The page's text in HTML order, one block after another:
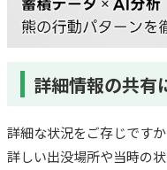
詳細情報の共有
詳細な状況をご存じですか
詳しい出没場所や当時の